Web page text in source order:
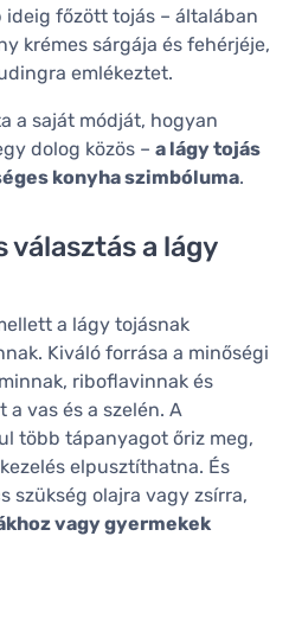
ideig főzött tojás – általában
krémes sárgája és fehérjéje,
emlékeztet.
a saját módját, hogyan
dolog közös – a lágy tojás
konyha szimbóluma.
választás a lágy
a lágy tojásnak
Kiváló forrása a minőségi
riboflavinnak és
vas és a szelén. A
több tápanyagot őriz meg,
elpusztíthatna. És
szükség olajra vagy zsírra,
vagy gyermekek